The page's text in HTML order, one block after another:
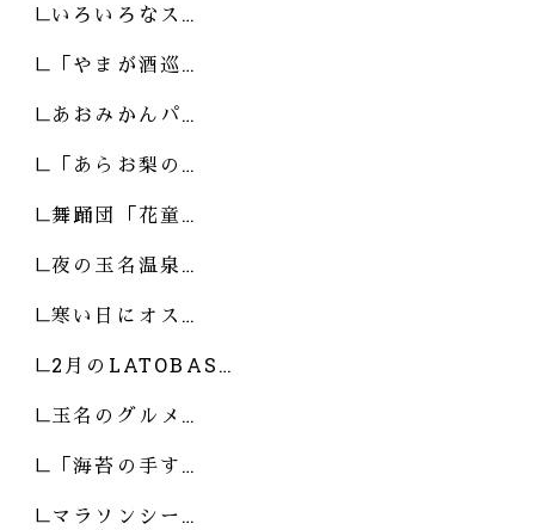
いろいろなス…
「やまが酒巡…
あおみかんパ…
「あらお梨の…
舞踊団「花童…
夜の玉名温泉…
寒い日にオス…
2月のLATOBAS…
玉名のグルメ…
「海苔の手す…
マラソンシー…